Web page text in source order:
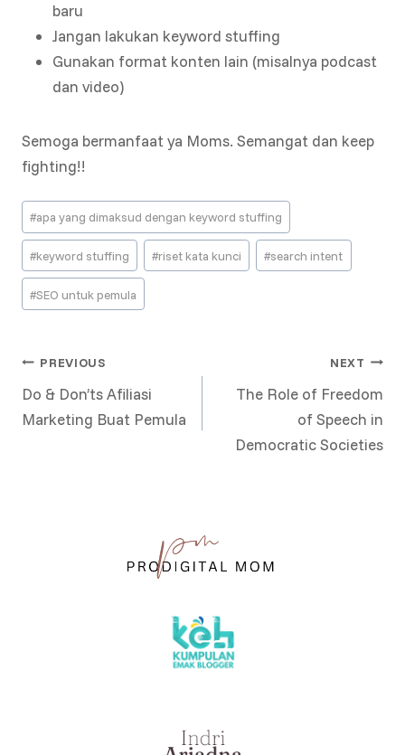
baru
Jangan lakukan keyword stuffing
Gunakan format konten lain (misalnya podcast
dan video)
Semoga bermanfaat ya Moms. Semangat dan keep
fighting!!
Post
Tags:
#apa yang dimaksud dengan keyword stuffing
#keyword stuffing #riset kata kunci #search intent
#SEO untuk pemula
POST
NAVIGATION
PREVIOUS
Do & Don’ts Afiliasi
Marketing Buat Pemula
NEXT
The Role of Freedom
of Speech in
Democratic Societies